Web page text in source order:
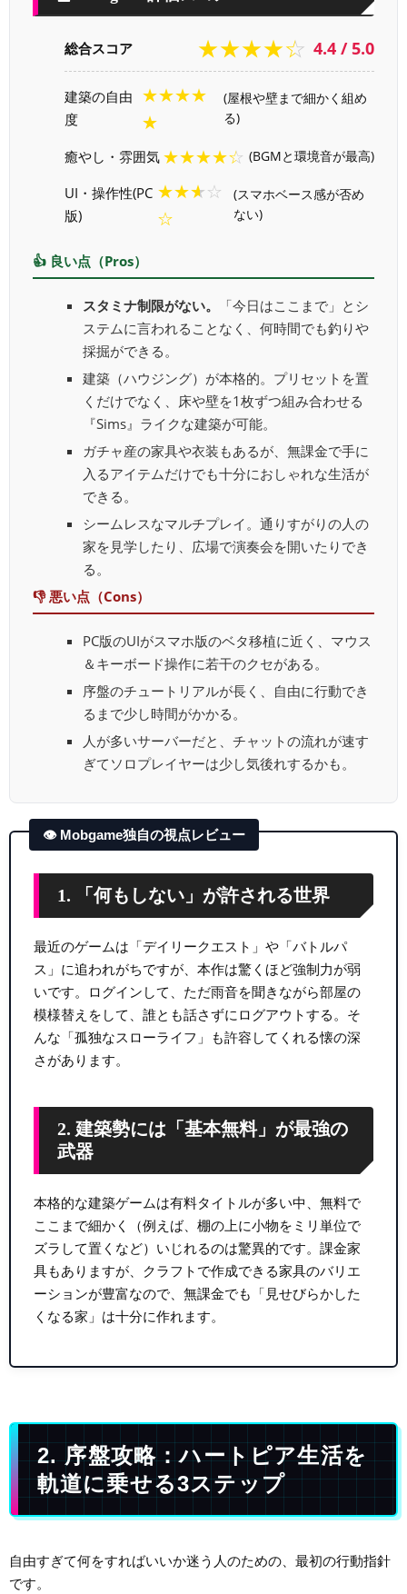
総合スコア ★★★★☆ 4.4 / 5.0
建築の自由
度
★★★★
★
(屋根や壁まで細かく組め
る)
癒やし・雰囲気 ★★★★☆ (BGMと環境音が最高)
UI・操作性(PC
版)
★★★☆
☆
(スマホベース感が否め
ない)
👍 良い点（Pros）
スタミナ制限がない。
「今日はここまで」とシ
ステムに言われることなく、何時間でも釣りや
採掘ができる。
建築（ハウジング）が本格的。プリセットを置
くだけでなく、床や壁を1枚ずつ組み合わせる
『Sims』ライクな建築が可能。
ガチャ産の家具や衣装もあるが、無課金で手に
入るアイテムだけでも十分におしゃれな生活が
できる。
シームレスなマルチプレイ。通りすがりの人の
家を見学したり、広場で演奏会を開いたりでき
る。
👎 悪い点（Cons）
PC版のUIがスマホ版のベタ移植に近く、マウス
＆キーボード操作に若干のクセがある。
序盤のチュートリアルが長く、自由に行動でき
るまで少し時間がかかる。
人が多いサーバーだと、チャットの流れが速す
ぎてソロプレイヤーは少し気後れするかも。
👁 Mobgame独自の視点レビュー
1. 「何もしない」が許される世界
最近のゲームは「デイリークエスト」や「バトルパ
ス」に追われがちですが、本作は驚くほど強制力が弱
いです。ログインして、ただ雨音を聞きながら部屋の
模様替えをして、誰とも話さずにログアウトする。そ
んな「孤独なスローライフ」も許容してくれる懐の深
さがあります。
2. 建築勢には「基本無料」が最強の
武器
本格的な建築ゲームは有料タイトルが多い中、無料で
ここまで細かく（例えば、棚の上に小物をミリ単位で
ズラして置くなど）いじれるのは驚異的です。課金家
具もありますが、クラフトで作成できる家具のバリエ
ーションが豊富なので、無課金でも「見せびらかした
くなる家」は十分に作れます。
2. 序盤攻略：ハートピア生活を
軌道に乗せる3ステップ
自由すぎて何をすればいいか迷う人のための、最初の行動指針
です。